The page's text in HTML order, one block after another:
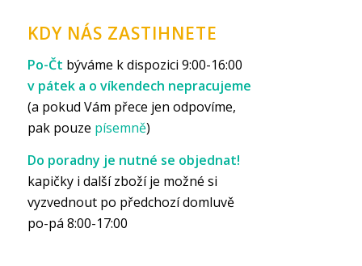
KDY NÁS ZASTIHNETE
Po-Čt býváme k dispozici 9:00-16:00
v pátek a o víkendech nepracujeme
(a pokud Vám přece jen odpovíme,
pak pouze písemně)
Do poradny je nutné se objednat!
kapičky i další zboží je možné si
vyzvednout po předchozí domluvě
po-pá 8:00-17:00